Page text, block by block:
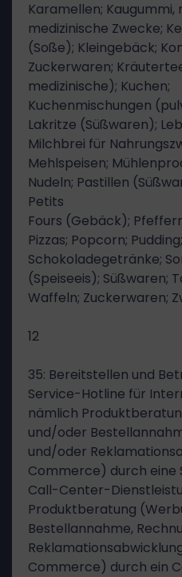
Karamellen; Kaugummi,
medizinische Zwecke;
(Soße); Kleingebäck;
Zuckerwaren;
medizinische); Kuchen;
Kuchenmischungen
Lakritze (Süßwaren);
Milchbrei für
Mehlspeisen;
Nudeln; Pastillen
Petits
Fours (Gebäck);
Pizzas; Popcorn;
Schokoladegetränke;
(Speiseeis); Süßwaren;
Waffeln; Zuckerwaren;
12
35: Bereitstellen und
Service-Hotline für
nämlich
und/oder
und/oder
Commerce) durch eine
Call-Center-
Produktberatung
Bestellannahme,
Commerce) durch ein